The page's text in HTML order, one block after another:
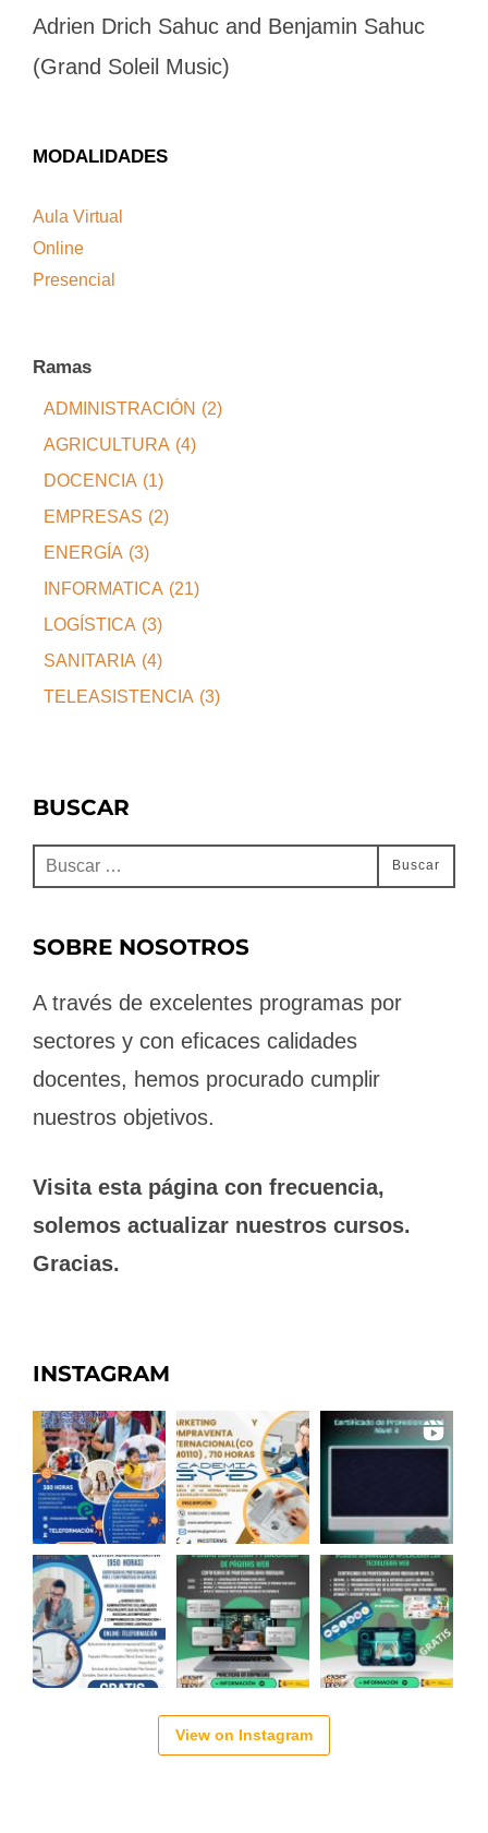
Adrien Drich Sahuc and Benjamin Sahuc
(Grand Soleil Music)
MODALIDADES
Aula Virtual
Online
Presencial
Ramas
ADMINISTRACIÓN (2)
AGRICULTURA (4)
DOCENCIA (1)
EMPRESAS (2)
ENERGÍA (3)
INFORMATICA (21)
LOGÍSTICA (3)
SANITARIA (4)
TELEASISTENCIA (3)
BUSCAR
Buscar: Buscar
SOBRE NOSOTROS
A través de excelentes programas por
sectores y con eficaces calidades
docentes, hemos procurado cumplir
nuestros objetivos.
Visita esta página con frecuencia,
solemos actualizar nuestros cursos.
Gracias.
INSTAGRAM
View on Instagram